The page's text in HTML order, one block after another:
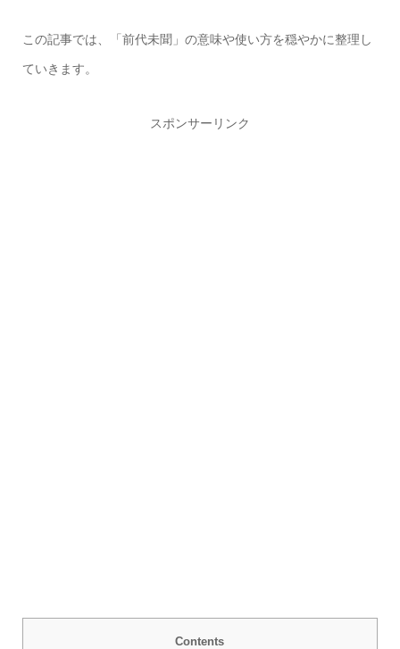
この記事では、「前代未聞」の意味や使い方を穏やかに整理し
ていきます。
スポンサーリンク
Contents